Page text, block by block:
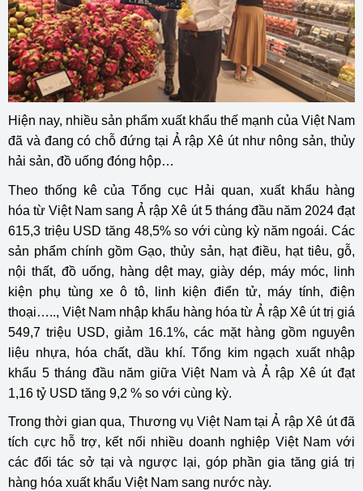
Hiện nay, nhiều sản phẩm xuất khẩu thế mạnh của Việt Nam
đã và đang có chỗ đứng tại Ả rập Xê út như nông sản, thủy
hải sản, đồ uống đóng hộp…
Theo thống kê của Tổng cục Hải quan, xuất khẩu hàng
hóa từ Việt Nam sang Ả rập Xê út 5 tháng đầu năm 2024 đạt
615,3 triệu USD tăng 48,5% so với cùng kỳ năm ngoái. Các
sản phẩm chính gồm Gạo, thủy sản, hạt điều, hạt tiêu, gỗ,
nội thất, đồ uống, hàng dệt may, giày dép, máy móc, linh
kiện phụ tùng xe ô tô, linh kiện điển tử, máy tính, điện
thoại….., Việt Nam nhập khẩu hàng hóa từ Ả rập Xê út trị giá
549,7 triệu USD, giảm 16.1%, các mặt hàng gồm nguyên
liệu nhựa, hóa chất, dầu khí. Tổng kim ngạch xuất nhập
khẩu 5 tháng đầu năm giữa Việt Nam và Ả rập Xê út đạt
1,16 tỷ USD tăng 9,2 % so với cùng kỳ.
Trong thời gian qua, Thương vụ Việt Nam tại Ả rập Xê út đã
tích cực hỗ trợ, kết nối nhiều doanh nghiệp Việt Nam với
các đối tác sở tại và ngược lại, góp phần gia tăng giá trị
hàng hóa xuất khẩu Việt Nam sang nước này.